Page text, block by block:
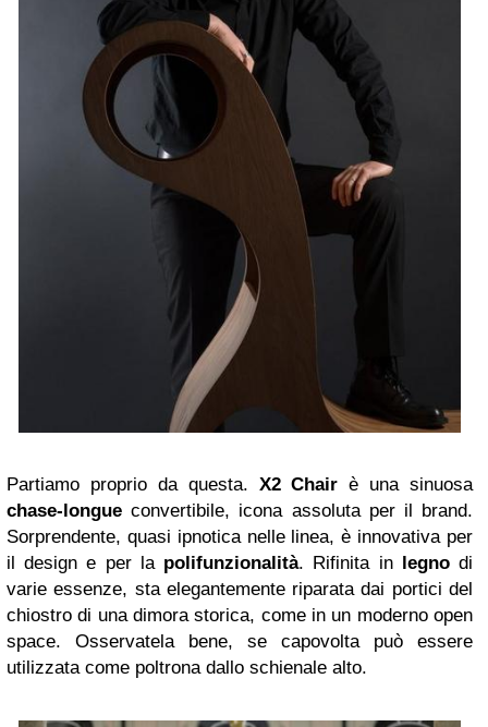
Partiamo proprio da questa. X2 Chair è una sinuosa
chase-longue convertibile, icona assoluta per il brand.
Sorprendente, quasi ipnotica nelle linea, è innovativa per
il design e per la polifunzionalità. Rifinita in legnodi
varie essenze, sta elegantemente riparata dai portici del
chiostro di una dimora storica, come in un moderno open
space. Osservatela bene, se capovolta può essere
utilizzata come poltrona dallo schienale alto.